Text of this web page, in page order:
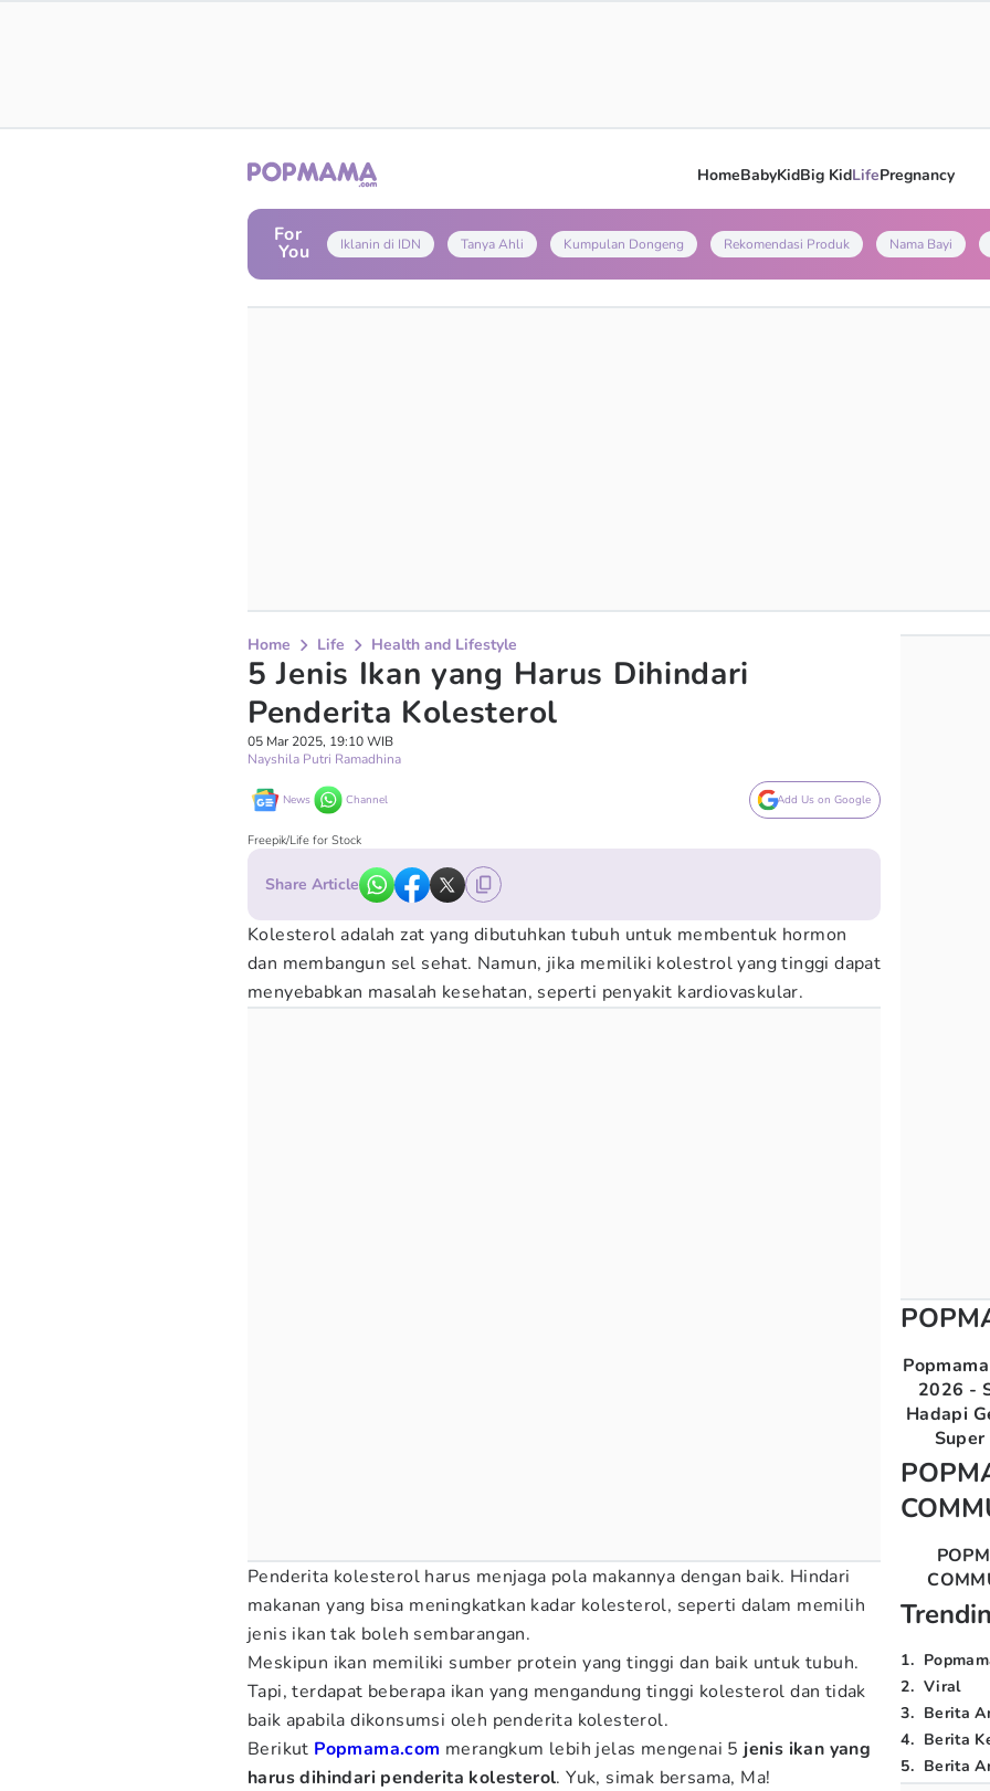
HomeBabyKidBig KidLifePregnancy
For
You Iklanin di IDN Tanya Ahli Kumpulan Dongeng Rekomendasi Produk Nama Bayi
Home Life Health and Lifestyle
5 Jenis Ikan yang Harus Dihindari
Penderita Kolesterol
05 Mar 2025, 19:10 WIB
Nayshila Putri Ramadhina
News Channel Add Us on Google
Freepik/Life for Stock
Share Article
Kolesterol adalah zat yang dibutuhkan tubuh untuk membentuk hormon
dan membangun sel sehat. Namun, jika memiliki kolestrol yang tinggi dapat
menyebabkan masalah kesehatan, seperti penyakit kardiovaskular.
Penderita kolesterol harus menjaga pola makannya dengan baik. Hindari
makanan yang bisa meningkatkan kadar kolesterol, seperti dalam memilih
jenis ikan tak boleh sembarangan.
Meskipun ikan memiliki sumber protein yang tinggi dan baik untuk tubuh.
Tapi, terdapat beberapa ikan yang mengandung tinggi kolesterol dan tidak
baik apabila dikonsumsi oleh penderita kolesterol.
Berikut Popmama.com merangkum lebih jelas mengenai 5 jenis ikan yang
harus dihindari penderita kolesterol. Yuk, simak bersama, Ma!
2026 -
Hadapi
1.
2. Viral
3. Berita
4. Berita
5. Berita